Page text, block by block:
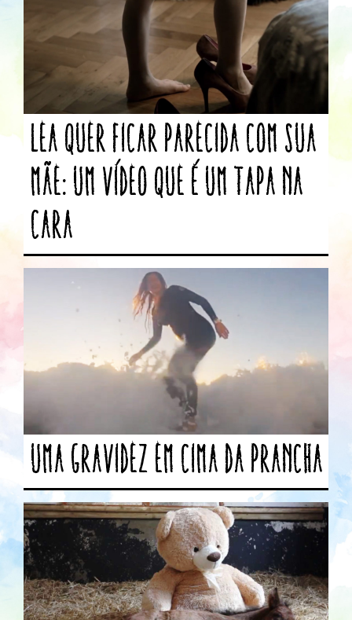
Lea quer ficar parecida com sua
mãe: Um vídeo que é um tapa na
cara
Uma gravidez em cima da prancha